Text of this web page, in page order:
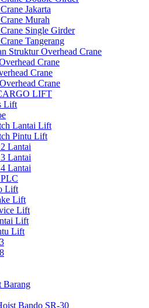
Jakarta
Murah
Single Girder
Tangerang
Struktur Overhead Crane
Crane
Crane
Crane
LIFT
Lift
Lantai Lift
Pintu Lift
Lantai
Lantai
Lantai
Lift
Lift
Lift
Lift
Lift
Bando SR-30